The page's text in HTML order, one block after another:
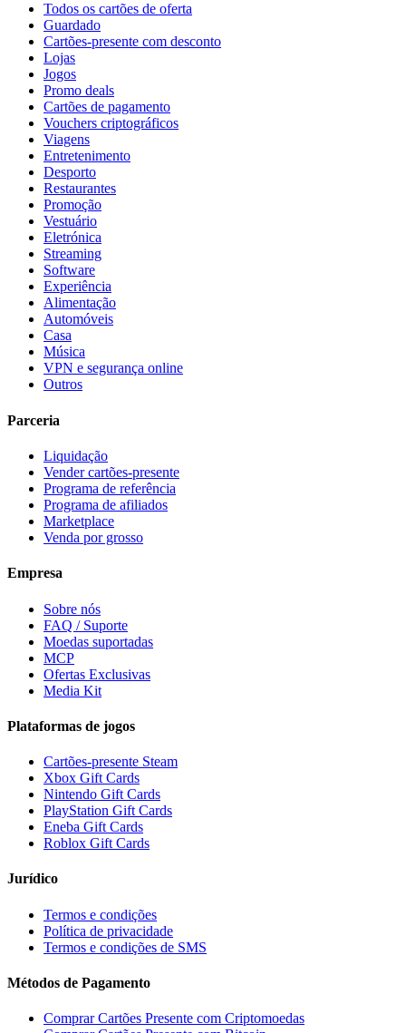
Todos os cartões de oferta
Guardado
Cartões-presente com desconto
Lojas
Jogos
Promo deals
Cartões de pagamento
Vouchers criptográficos
Viagens
Entretenimento
Desporto
Restaurantes
Promoção
Vestuário
Eletrónica
Streaming
Software
Experiência
Alimentação
Automóveis
Casa
Música
VPN e segurança online
Outros
Parceria
Liquidação
Vender cartões-presente
Programa de referência
Programa de afiliados
Marketplace
Venda por grosso
Empresa
Sobre nós
FAQ / Suporte
Moedas suportadas
MCP
Ofertas Exclusivas
Media Kit
Plataformas de jogos
Cartões-presente Steam
Xbox Gift Cards
Nintendo Gift Cards
PlayStation Gift Cards
Eneba Gift Cards
Roblox Gift Cards
Jurídico
Termos e condições
Política de privacidade
Termos e condições de SMS
Métodos de Pagamento
Comprar Cartões Presente com Criptomoedas